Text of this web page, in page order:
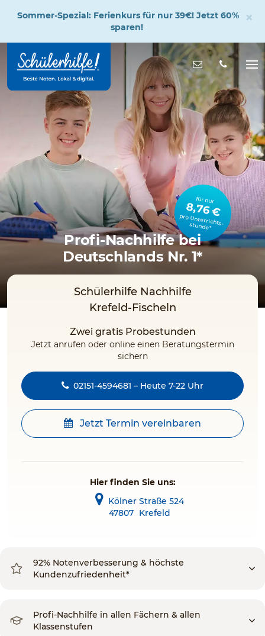
Hauptinhalt
Nachricht
für nur
8,76 €
pro Unterrichts­stunde*
Profi-Nachhilfe bei
Deutschlands Nr. 1*
Schülerhilfe Nachhilfe
Krefeld-Fischeln
Zwei gratis Probestunden
Jetzt anrufen oder online einen Beratungstermin
sichern
02151-4594681 – Heute 7-22 Uhr
Jetzt Termin vereinbaren
Hier finden Sie uns:
Kölner Straße 524
47807 Krefeld
Sommer-Spezial: Ferienkurs für nur 39€! Jetzt 60%
sparen!
×
92% Notenverbesserung & höchste
Kundenzufriedenheit*
Profi-Nachhilfe in allen Fächern & allen
Klassenstufen